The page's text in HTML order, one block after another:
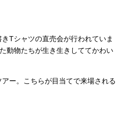
Tシャツの直売会が行われていま
動物たちが生き生きしててかわい
ー。こちらが目当てで来場される